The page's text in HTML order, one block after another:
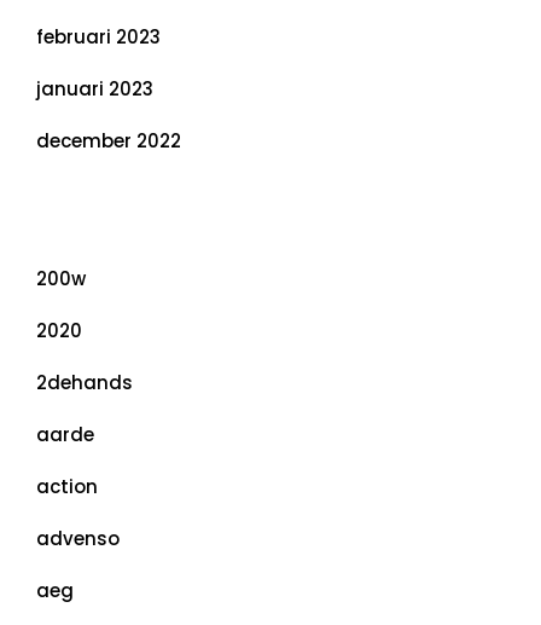
februari 2023
januari 2023
december 2022
200w
2020
2dehands
aarde
action
advenso
aeg